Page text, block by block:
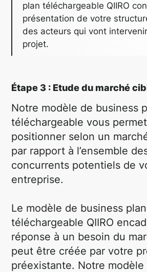
plan téléchargeable QIIRO
présentation de votre
des acteurs qui vont
projet.
Étape 3 : Etude du marché
Notre modèle de business
téléchargeable vous
positionner selon un
par rapport à l’ensemble
concurrents potentiels de
entreprise.
Le modèle de business plan
téléchargeable QIIRO
réponse à un besoin du
peut être créée par votre
préexistante. Notre modèle